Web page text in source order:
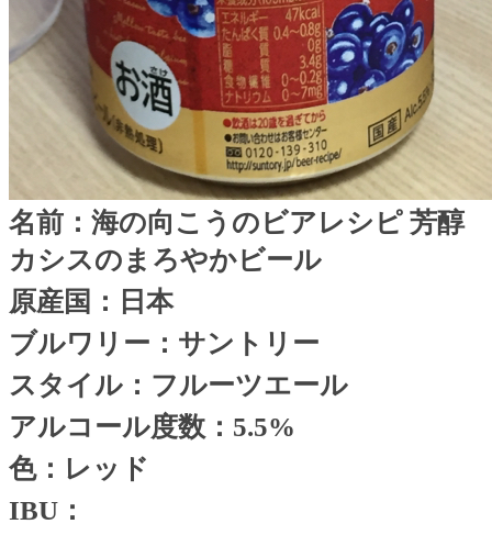
名前：海の向こうのビアレシピ 芳醇
カシスのまろやかビール
原産国：日本
ブルワリー：サントリー
スタイル：フルーツエール
アルコール度数： 5.5%
色：レッド
IBU ：